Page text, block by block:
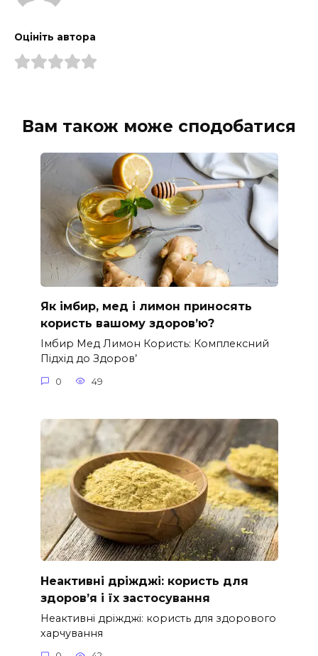
Оцініть автора
Вам також може сподобатися
Як імбир, мед і лимон приносять
користь вашому здоров’ю?
Імбир Мед Лимон Користь: Комплексний
Підхід до Здоров’
0 49
Неактивні дріжджі: користь для
здоров’я і їх застосування
Неактивні дріжджі: користь для здорового
харчування